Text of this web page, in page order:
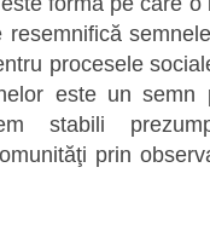
procesele
este un
stabili
prin